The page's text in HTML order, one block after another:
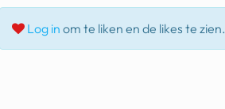
Log in om te liken en de likes te zien.